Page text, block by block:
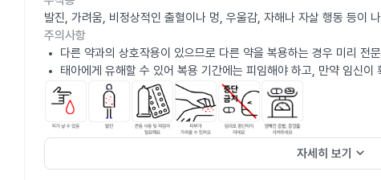
발진, 가려움, 비정상적인 출혈이나 멍, 우울감, 자해나 자살 행동 등이
주의사항
다른 약과의 상호작용이 있으므로 다른 약을 복용하는 경우 미리 전
태아에게 유해할 수 있어 복용 기간에는 피임해야 하고, 만약 임신이
자세히 보기 keyboard_arrow_down